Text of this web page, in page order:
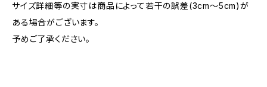
サイズ詳細等の実寸は商品によって若干の誤差(3cm〜5cm)が
ある場合がございます。
予めご了承ください。